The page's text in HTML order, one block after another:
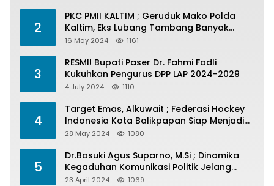
2
PKC PMII KALTIM ; Geruduk Mako Polda
Kaltim, Eks Lubang Tambang Banyak
Menelan Korban
16 May 2024 1161
3
RESMI! Bupati Paser Dr. Fahmi Fadli
Kukuhkan Pengurus DPP LAP 2024-2029
4 July 2024 1110
4
Target Emas, Alkuwait ; Federasi Hockey
Indonesia Kota Balikpapan Siap Menjadi
Barometer Prestasi Di Kaltim
28 May 2024 1080
5
Dr.Basuki Agus Suparno, M.Si ; Dinamika
Kegaduhan Komunikasi Politik Jelang
Pesta Politik 2024
23 April 2024 1069